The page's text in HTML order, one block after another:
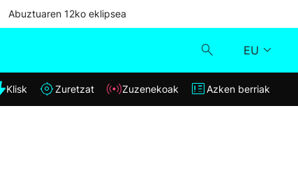
Abuztuaren 12ko eklipsea
EU
Klisk
Klisk Zuretzat Zuzenekoak Azken berriak